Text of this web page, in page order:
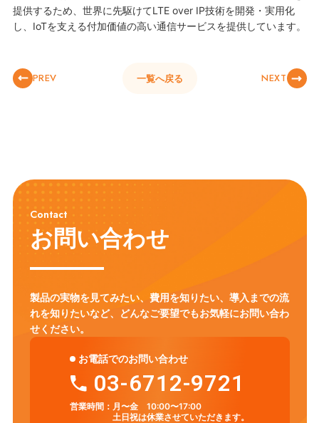
提供するため、世界に先駆けてLTE over IP技術を開発・実用化
し、IoTを支える付加価値の高い通信サービスを提供しています。
PREV 一覧へ戻る NEXT
Contact
お問い合わせ
製品の実物を見てみたい、費用を知りたい、導入までの流
れを知りたいなど、
どんなご要望でもお気軽にお問い合わ
せください。
お電話でのお問い合わせ
03-6712-9721
営業時間： 月〜金 10:00〜17:00
土日祝は休業させていただきます。